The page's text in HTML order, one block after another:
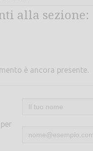
alla sezione:
è ancora presente.